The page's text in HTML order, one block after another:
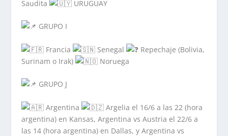
Saudita URUGUAY
GRUPO I
Francia Senegal
Repechaje (Bolivia,
Surinam o Irak)
Noruega
GRUPO J
Argentina
Argelia el 16/6 a las 22 (hora
argentina) en Kansas, Argentina vs Austria el 22/6 a
las 14 (hora argentina) en Dallas, y Argentina vs